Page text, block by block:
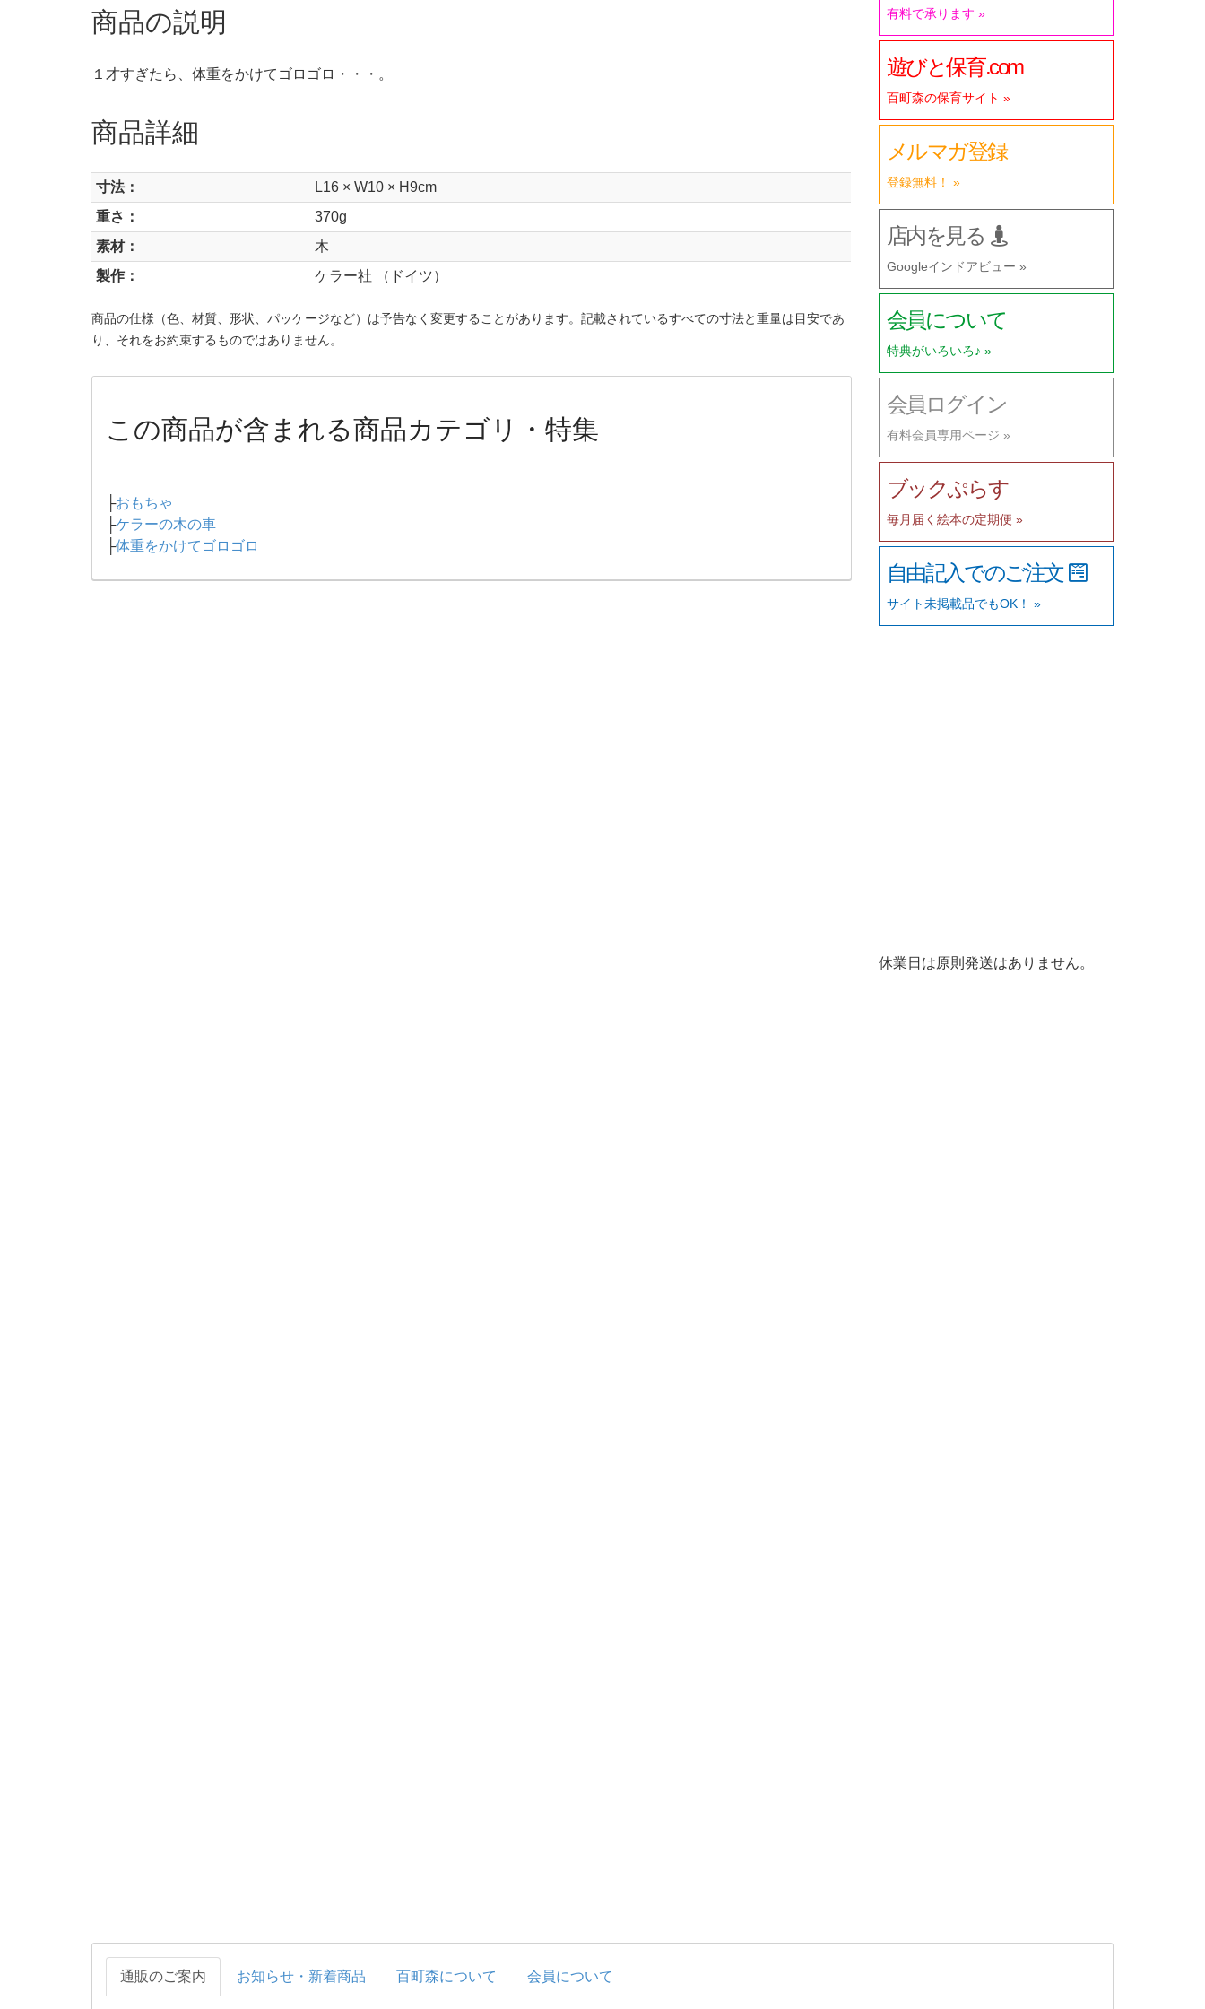
商品の説明
１才すぎたら、体重をかけてゴロゴロ・・・。
商品詳細
寸法：
L16 × W10 × H9cm
重さ：
370g
素材：
木
製作：
ケラー社 （ドイツ）
商品の仕様（色、材質、形状、パッケージなど）は予告なく変更することがあります。記載されているすべての寸法と重量は目安であ
り、それをお約束するものではありません。
この商品が含まれる商品カテゴリ・特集
├おもちゃ
├ケラーの木の車
├体重をかけてゴロゴロ
有料で承ります »
遊びと保育.com
百町森の保育サイト »
メルマガ登録
登録無料！ »
店内を見る
Googleインドアビュー »
会員について
特典がいろいろ♪ »
会員ログイン
有料会員専用ページ »
ブックぷらす
毎月届く絵本の定期便 »
自由記入でのご注文
サイト未掲載品でもOK！ »
休業日は原則発送はありません。
通販のご案内 お知らせ・新着商品 百町森について 会員について